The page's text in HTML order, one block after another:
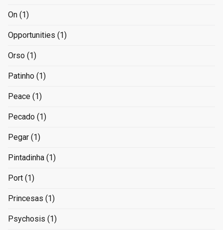
On (1)
Opportunities (1)
Orso (1)
Patinho (1)
Peace (1)
Pecado (1)
Pegar (1)
Pintadinha (1)
Port (1)
Princesas (1)
Psychosis (1)